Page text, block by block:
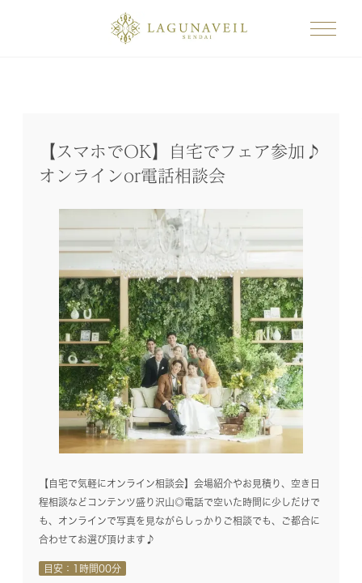
【スマホでOK】自宅でフェア参加♪
オンラインor電話相談会
【自宅で気軽にオンライン相談会】会場紹介やお見積り、空き日
程相談などコンテンツ盛り沢山◎電話で空いた時間に少しだけで
も、オンラインで写真を見ながらしっかりご相談でも、ご都合に
合わせてお選び頂けます♪
目安：1時間00分